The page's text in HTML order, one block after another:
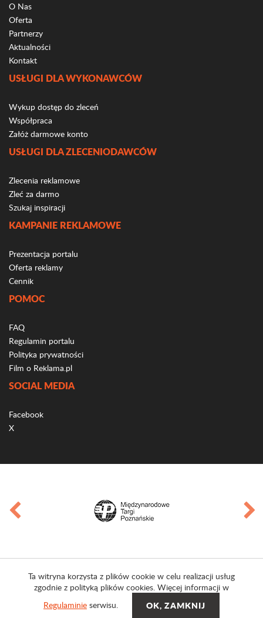
O Nas
Oferta
Partnerzy
Aktualności
Kontakt
USŁUGI DLA WYKONAWCÓW
Wykup dostęp do zleceń
Współpraca
Załóż darmowe konto
USŁUGI DLA ZLECENIODAWCÓW
Zlecenia reklamowe
Zleć za darmo
Szukaj inspiracji
KAMPANIE REKLAMOWE
Prezentacja portalu
Oferta reklamy
Cennik
POMOC
FAQ
Regulamin portalu
Polityka prywatności
Film o Reklama.pl
SOCIAL MEDIA
Facebook
X
Ta witryna korzysta z plików cookie w celu realizacji usług
zgodnie z polityką plików cookies. Więcej informacji w
Regulaminie serwisu.